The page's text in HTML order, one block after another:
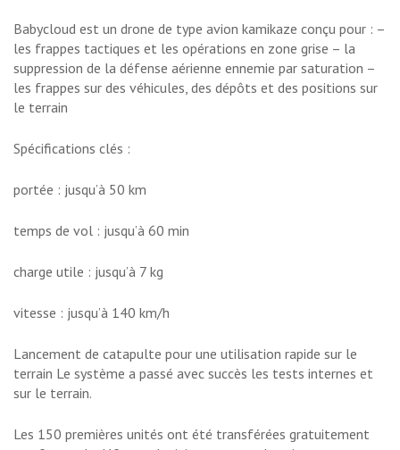
Babycloud est un drone de type avion kamikaze conçu pour : –
les frappes tactiques et les opérations en zone grise – la
suppression de la défense aérienne ennemie par saturation –
les frappes sur des véhicules, des dépôts et des positions sur
le terrain
Spécifications clés :
portée : jusqu’à 50 km
temps de vol : jusqu’à 60 min
charge utile : jusqu’à 7 kg
vitesse : jusqu’à 140 km/h
Lancement de catapulte pour une utilisation rapide sur le
terrain Le système a passé avec succès les tests internes et
sur le terrain.
Les 150 premières unités ont été transférées gratuitement